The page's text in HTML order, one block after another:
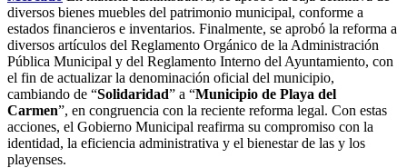
diversos bienes muebles del patrimonio municipal, conforme a
estados financieros e inventarios. Finalmente, se aprobó la reforma a
diversos artículos del Reglamento Orgánico de la Administración
Pública Municipal y del Reglamento Interno del Ayuntamiento, con
el fin de actualizar la denominación oficial del municipio,
cambiando de “Solidaridad” a “Municipio de Playa del
Carmen”, en congruencia con la reciente reforma legal. Con estas
acciones, el Gobierno Municipal reafirma su compromiso con la
identidad, la eficiencia administrativa y el bienestar de las y los
playenses.